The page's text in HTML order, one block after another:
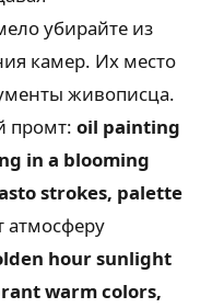
убирайте из
камер. Их место
живописца.
промт: oil painting
in a blooming
strokes, palette
атмосферу
hour sunlight
warm colors,